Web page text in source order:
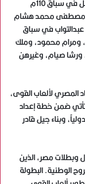
والبطلات، أبرزهم يوسف بدوي ومحمد وائل في سباق 110م
ومصطفى محمد هشام
في سباق
ومرام محمود، وملك
صيام، وغيرهن
المصري لألعاب القوى،
تأتي ضمن خطة إعداد
وبناء جيل قادر
مصر، الذين
الوطنية. البطولة